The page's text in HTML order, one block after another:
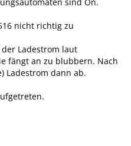
nicht richtig zu
Ladestrom laut
fängt an zu blubbern. Nach
Ladestrom dann ab.